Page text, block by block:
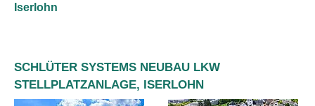
Iserlohn
SCHLÜTER SYSTEMS NEUBAU LKW
STELLPLATZANLAGE, ISERLOHN